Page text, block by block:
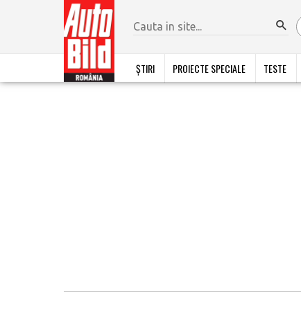
ȘTIRI PROIECTE SPECIALE TESTE